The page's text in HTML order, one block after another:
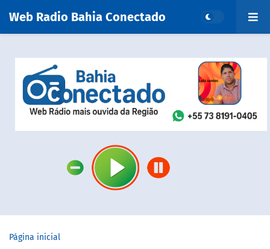
Web Radio Bahia Conectado
Página inicial